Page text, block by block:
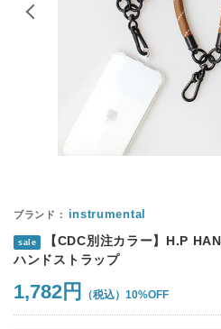
instrumental
sale
【CDC別注カラー】H.P
ハンドストラップ
1,782円 10%OFF